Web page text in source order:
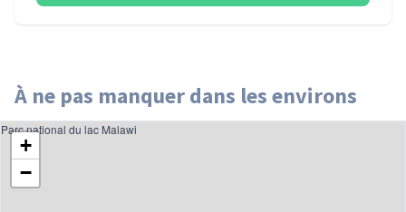
À ne pas manquer dans les environs
+
−
Parc national du lac Malawi